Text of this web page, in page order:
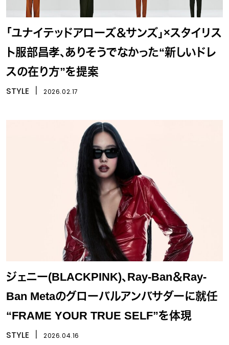
「ユナイテッドアローズ＆サンズ」×スタイリス
ト服部昌孝、ありそうでなかった“新しいドレ
スの在り方”を提案
STYLE 2026.02.17
ジェニー(BLACKPINK)、Ray-Ban＆Ray-
Ban Metaのグローバルアンバサダーに就任
“FRAME YOUR TRUE SELF”を体現
STYLE 2026.04.16